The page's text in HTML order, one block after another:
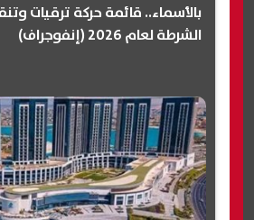
بالأسماء.. قائمة حركة ترقيات
الشرطة لعام 2026 (إنفوجراف)